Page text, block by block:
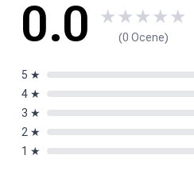
0.0 ★★★★★
(0 Ocene)
5 ★
4 ★
3 ★
2 ★
1 ★